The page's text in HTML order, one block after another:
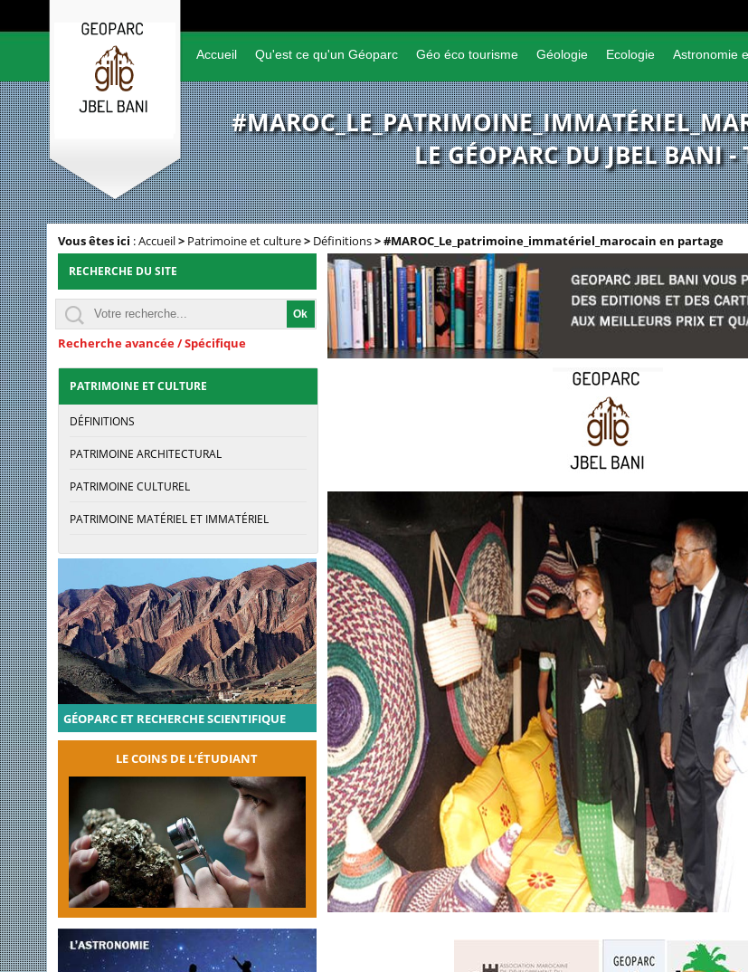
Accueil Qu'est ce qu'un Géoparc Géo éco tourisme Géologie Ecologie Astronomie
LE GÉOPARC DU JBEL BANI -
Vous êtes ici :Accueil> Patrimoine et culture> Définitions>#MAROC_Le_patrimoine_immatériel_marocain en partage
RECHERCHE DU SITE
Recherche avancée / Spécifique
PATRIMOINE ET CULTURE
DÉFINITIONS
PATRIMOINE ARCHITECTURAL
PATRIMOINE CULTUREL
PATRIMOINE MATÉRIEL ET IMMATÉRIEL
GÉOPARC ET RECHERCHE SCIENTIFIQUE
LE COINS DE L’ÉTUDIANT